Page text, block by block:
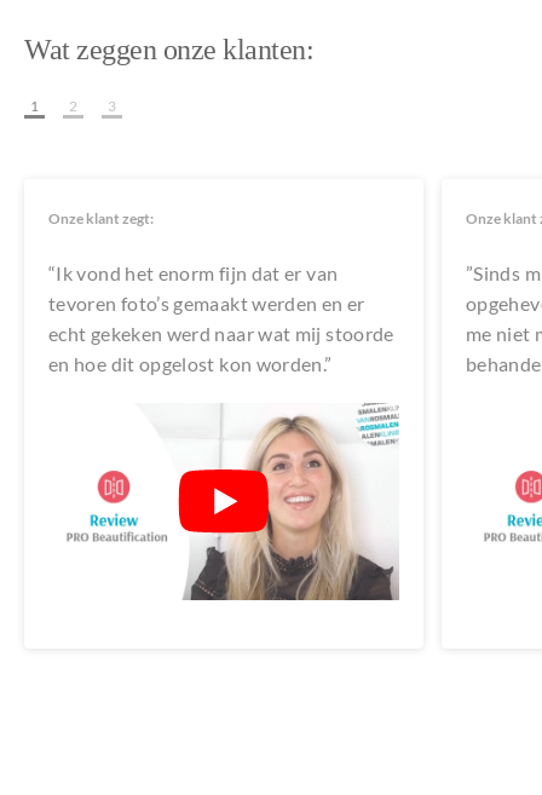
Wat zeggen onze klanten:
Onze klant zegt:
“Ik vond het enorm fijn dat er van
tevoren foto’s gemaakt werden en er
echt gekeken werd naar wat mij stoorde
en hoe dit opgelost kon worden.”
Onze klant
”Sinds
me niet
1 2 3